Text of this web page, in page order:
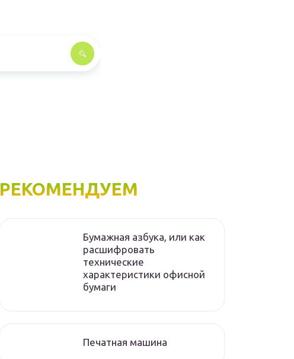
РЕКОМЕНДУЕМ
Бумажная азбука, или как
расшифровать
технические
характеристики офисной
бумаги
Печатная машина